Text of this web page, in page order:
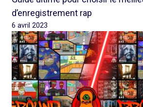
d’enregistrement rap
6 avril 2023